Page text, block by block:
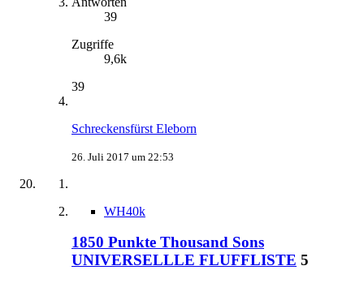
39
Zugriffe
9,6k
39
Schreckensfürst Eleborn
26. Juli 2017 um 22:53
WH40k
1850 Punkte Thousand Sons
UNIVERSELLLE FLUFFLISTE 5